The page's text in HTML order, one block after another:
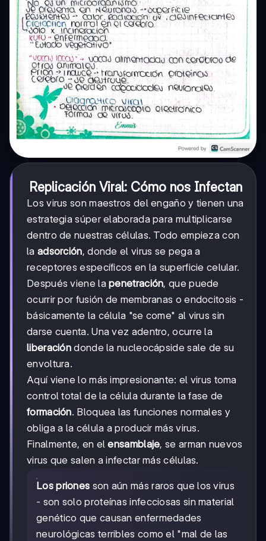
Replicación Viral: Cómo nos Infectan
Los virus son maestros del engaño y tienen una
estrategia súper elaborada para multiplicarse
dentro de nuestras células. Todo empieza con
la adsorción, donde el virus se pega a
receptores específicos en la superficie celular.
Después viene lapenetración, que puede
ocurrir por fusión de membranas o endocitosis -
básicamente la célula "se come" al virus sin
darse cuenta. Una vez adentro, ocurre la
liberación donde la nucleocápside sale de su
envoltura.
Aquí viene lo más impresionante: el virus toma
control total de la célula durante la fase de
formación. Bloquea las funciones normales y
obliga a la célula a producir más virus.
Finalmente, en elensamblaje, se arman nuevos
virus que salen a infectar más células.
Los priones son aún más raros que los virus
- son solo proteínas infecciosas sin material
genético que causan enfermedades
neurológicas terribles como el "mal de las